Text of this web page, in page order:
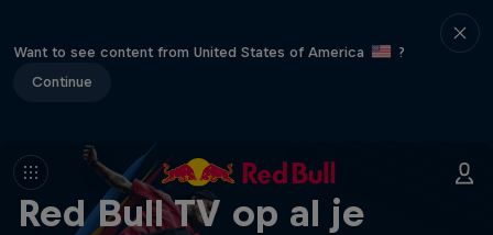
Want to see content from United States of America
?
Continue
Red Bull TV op al je